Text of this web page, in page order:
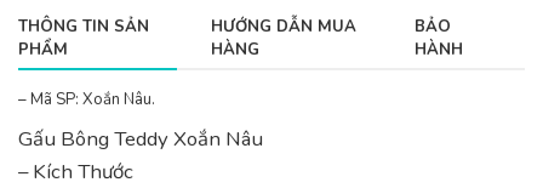
THÔNG TIN SẢN
PHẨM
HƯỚNG DẪN MUA
HÀNG
BẢO
HÀNH
– Mã SP: Xoắn Nâu.
Gấu Bông Teddy Xoắn Nâu
– Kích Thước